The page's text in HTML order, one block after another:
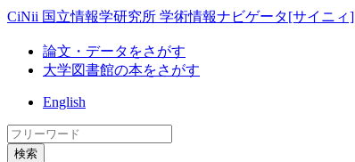
CiNii 国立情報学研究所 学術情報ナビゲータ[サイニィ]
論文・データをさがす
大学図書館の本をさがす
English
検索